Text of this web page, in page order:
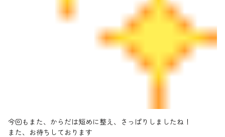
今回もまた、からだは短めに整え、さっぱりしましたね！
また、お待ちしております